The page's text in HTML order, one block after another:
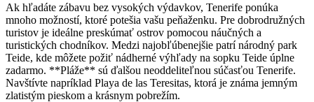
Ak hľadáte zábavu bez vysokých výdavkov, Tenerife ponúka
mnoho možností, ktoré potešia vašu peňaženku. Pre dobrodružných
turistov je ideálne preskúmať ostrov pomocou náučných a
turistických chodníkov. Medzi najobľúbenejšie patrí národný park
Teide, kde môžete požiť nádherné výhľady na sopku Teide úplne
zadarmo. **Pláže** sú ďalšou neoddeliteľnou súčasťou Tenerife.
Navštívte napríklad Playa de las Teresitas, ktorá je známa jemným
zlatistým pieskom a krásnym pobrežím.